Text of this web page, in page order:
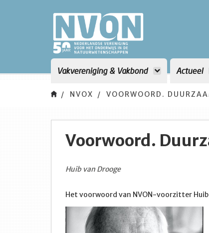
Vakvereniging & Vakbond Actueel
NVOX VOORWOORD.
Voorwoord.
Huib van Drooge
Het voorwoord van NVON-voorzitter